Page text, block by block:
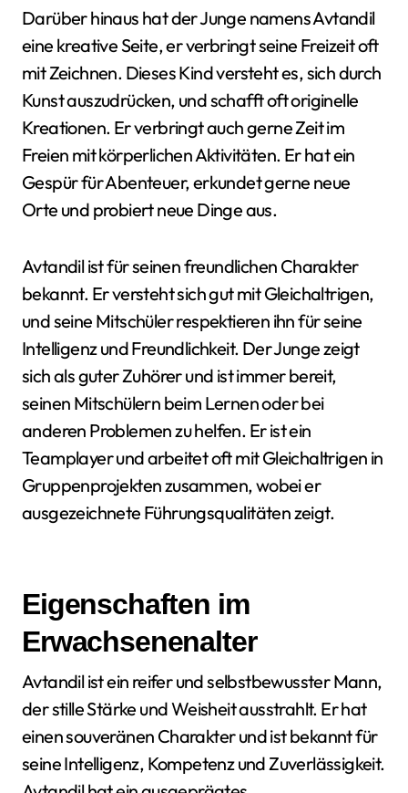
Darüber hinaus hat der Junge namens Avtandil
eine kreative Seite, er verbringt seine Freizeit oft
mit Zeichnen. Dieses Kind versteht es, sich durch
Kunst auszudrücken, und schafft oft originelle
Kreationen. Er verbringt auch gerne Zeit im
Freien mit körperlichen Aktivitäten. Er hat ein
Gespür für Abenteuer, erkundet gerne neue
Orte und probiert neue Dinge aus.
Avtandil ist für seinen freundlichen Charakter
bekannt. Er versteht sich gut mit Gleichaltrigen,
und seine Mitschüler respektieren ihn für seine
Intelligenz und Freundlichkeit. Der Junge zeigt
sich als guter Zuhörer und ist immer bereit,
seinen Mitschülern beim Lernen oder bei
anderen Problemen zu helfen. Er ist ein
Teamplayer und arbeitet oft mit Gleichaltrigen in
Gruppenprojekten zusammen, wobei er
ausgezeichnete Führungsqualitäten zeigt.
Eigenschaften im
Erwachsenenalter
Avtandil ist ein reifer und selbstbewusster Mann,
der stille Stärke und Weisheit ausstrahlt. Er hat
einen souveränen Charakter und ist bekannt für
seine Intelligenz, Kompetenz und Zuverlässigkeit.